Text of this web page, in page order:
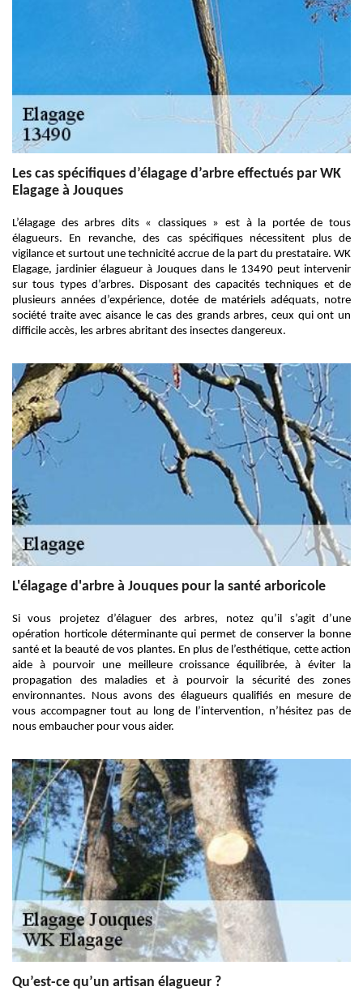
Les cas spécifiques d’élagage d’arbre effectués par WK
Elagage à Jouques
L’élagage des arbres dits « classiques » est à la portée de tous
élagueurs. En revanche, des cas spécifiques nécessitent plus de
vigilance et surtout une technicité accrue de la part du prestataire. WK
Elagage, jardinier élagueur à Jouques dans le 13490 peut intervenir
sur tous types d’arbres. Disposant des capacités techniques et de
plusieurs années d’expérience, dotée de matériels adéquats, notre
société traite avec aisance le cas des grands arbres, ceux qui ont un
difficile accès, les arbres abritant des insectes dangereux.
L'élagage d'arbre à Jouques pour la santé arboricole
Si vous projetez d’élaguer des arbres, notez qu’il s’agit d’une
opération horticole déterminante qui permet de conserver la bonne
santé et la beauté de vos plantes. En plus de l’esthétique, cette action
aide à pourvoir une meilleure croissance équilibrée, à éviter la
propagation des maladies et à pourvoir la sécurité des zones
environnantes. Nous avons des élagueurs qualifiés en mesure de
vous accompagner tout au long de l’intervention, n’hésitez pas de
nous embaucher pour vous aider.
Qu’est-ce qu’un artisan élagueur ?